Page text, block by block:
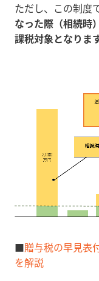
ただし、この制度
なった際（相続時
課税対象となります
■贈与税の早見表
を解説